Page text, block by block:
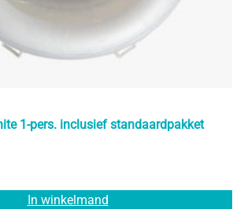
1-pers. inclusief standaardpakket
In winkelmand